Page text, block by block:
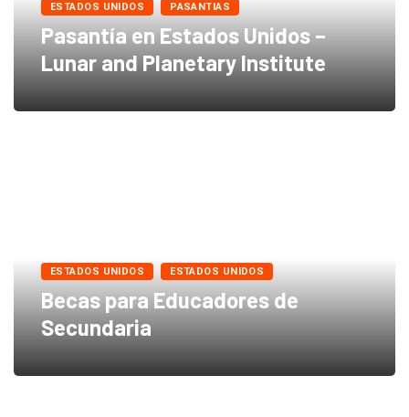
ESTADOS UNIDOS PASANTIAS
Pasantía en Estados Unidos –
Lunar and Planetary Institute
ESTADOS UNIDOS ESTADOS UNIDOS
Becas para Educadores de
Secundaria